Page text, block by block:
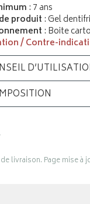
: 7 ans
produit : Gel
: Boite
/ Contre-
livraison. Page mise à